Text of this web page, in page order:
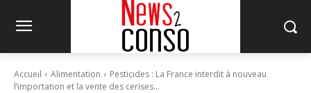
Accueil Alimentation
Pesticides : La France interdit à nouveau
l’importation et la vente des cerises...